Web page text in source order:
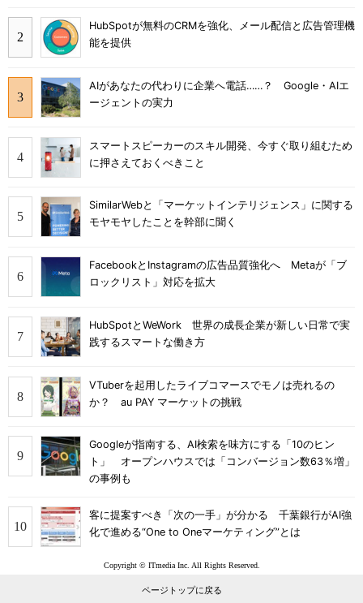
HubSpotが無料のCRMを強化、メール配信と広告管理機
能を提供
AIがあなたの代わりに企業へ電話……？ Google・AIエ
ージェントの実力
スマートスピーカーのスキル開発、今すぐ取り組むため
に押さえておくべきこと
SimilarWebと「マーケットインテリジェンス」に関する
モヤモヤしたことを幹部に聞く
FacebookとInstagramの広告品質強化へ Metaが「ブ
ロックリスト」対応を拡大
HubSpotとWeWork 世界の成長企業が新しい日常で実
践するスマートな働き方
VTuberを起用したライブコマースでモノは売れるの
か？ au PAY マーケットの挑戦
Googleが指南する、AI検索を味方にする「10のヒン
ト」 オープンハウスでは「コンバージョン数63％増」
の事例も
客に提案すべき「次の一手」が分かる 千葉銀行がAI強
化で進める“One to Oneマーケティング”とは
Copyright © ITmedia Inc. All Rights Reserved.
ページトップに戻る